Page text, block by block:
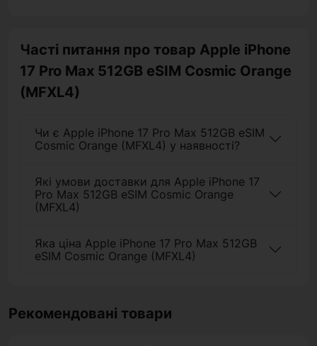
Часті питання про товар Apple iPhone
17 Pro Max 512GB eSIM Cosmic Orange
(MFXL4)
Чи є Apple iPhone 17 Pro Max 512GB eSIM
Cosmic Orange (MFXL4) у наявності?
Які умови доставки для Apple iPhone 17
Pro Max 512GB eSIM Cosmic Orange
(MFXL4)
Яка ціна Apple iPhone 17 Pro Max 512GB
eSIM Cosmic Orange (MFXL4)
Рекомендовані товари